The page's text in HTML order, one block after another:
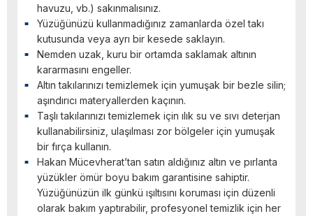
havuzu, vb.) sakınmalısınız.
Yüzüğünüzü kullanmadığınız zamanlarda özel takı
kutusunda veya ayrı bir kesede saklayın.
Nemden uzak, kuru bir ortamda saklamak altının
kararmasını engeller.
Altın takılarınızı temizlemek için yumuşak bir bezle silin;
aşındırıcı materyallerden kaçının.
Taşlı takılarınızı temizlemek için ılık su ve sıvı deterjan
kullanabilirsiniz, ulaşılması zor bölgeler için yumuşak
bir fırça kullanın.
Hakan Mücevherat’tan satın aldığınız altın ve pırlanta
yüzükler ömür boyu bakım garantisine sahiptir.
Yüzüğünüzün ilk günkü ışıltısını koruması için düzenli
olarak bakım yaptırabilir, profesyonel temizlik için her